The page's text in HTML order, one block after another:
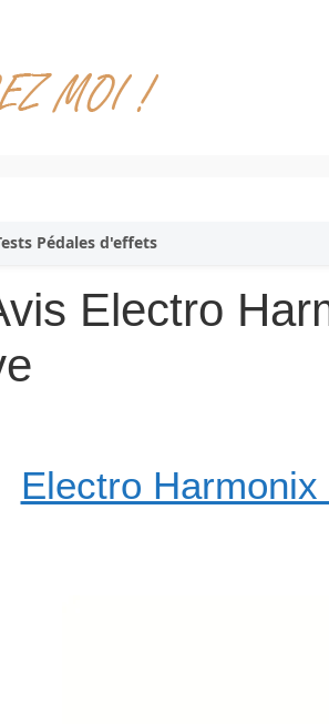
Pédales d'effets
Electro
Electro